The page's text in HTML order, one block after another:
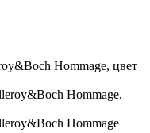
Hommage, цвет